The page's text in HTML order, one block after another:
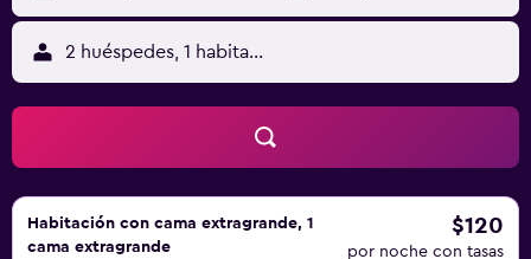
2 huéspedes, 1 habitación
Habitación con cama extragrande, 1
cama extragrande
$120
por noche con tasas